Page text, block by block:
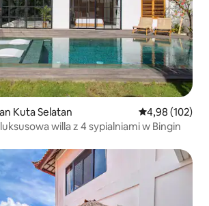
Kuta Selatan Średnia
4,98 (102)
willa z 4 sypialniami w Bingin